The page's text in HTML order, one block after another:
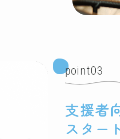
point03
支援者
スター